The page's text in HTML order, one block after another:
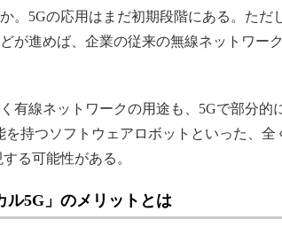
。5Gの応用はまだ初期段階にある。ただ
が進めば、企業の従来の無線ネットワー
有線ネットワークの用途も、5Gで部分的
持つソフトウェアロボットといった、全
る可能性がある。
ル5G」のメリットとは